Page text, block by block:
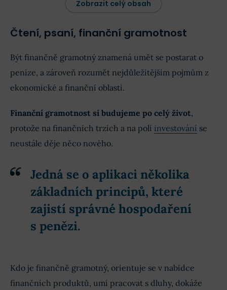
Zobrazit celý obsah
Čtení, psaní, finanční gramotnost
Být finančně gramotný znamená umět se postarat o
peníze, a zároveň rozumět nejdůležitějším pojmům z
ekonomické a finanční oblasti.
Finanční gramotnost si budujeme po celý život,
protože na finančních trzích a na poli investování se
neustále děje něco nového.
Jedná se o aplikaci několika
základních principů, které
zajistí správné hospodaření
s penězi.
Kdo je finančně gramotný, orientuje se v nabídce
finančních produktů, umí pracovat s dluhy, dokáže